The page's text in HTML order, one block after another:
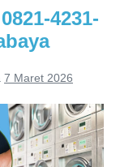
4231-
7 Maret 2026